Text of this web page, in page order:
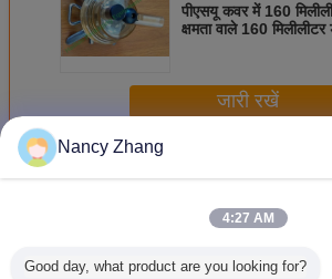
पीएसयू कवर में 160
क्षमता वाले 160
जारी रखें
अधिक दूध देने वाली मशीन के भाग
Nancy Zhang
4:27 AM
Good day, what product are you looking for?